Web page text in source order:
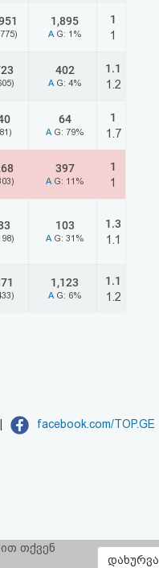
1,895
A G: 1%
1
1
402
A G: 4%
1.1
1.2
64
A G: 79%
1
1.7
397
A G: 11%
1
1
103
A G: 31%
1.3
1.1
1,123
A G: 6%
1.1
1.2
facebook.com/TOP.GE
თქვენ
დახურვა